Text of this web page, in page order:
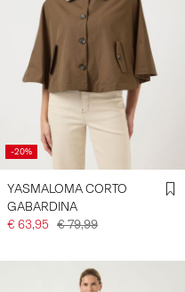
-20%
YASMALOMA CORTO
GABARDINA
€ 63,95 € 79,99